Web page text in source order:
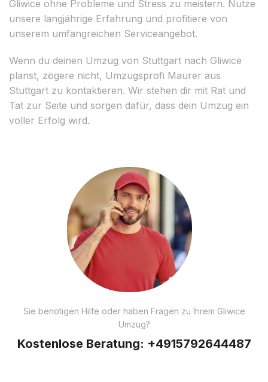
Gliwice ohne Probleme und Stress zu meistern. Nutze
unsere langjährige Erfahrung und profitiere von
unserem umfangreichen Serviceangebot.
Wenn du deinen Umzug von Stuttgart nach Gliwice
planst, zögere nicht, Umzugsprofi Maurer aus
Stuttgart zu kontaktieren. Wir stehen dir mit Rat und
Tat zur Seite und sorgen dafür, dass dein Umzug ein
voller Erfolg wird.
Sie benötigen Hilfe oder haben Fragen zu Ihrem Gliwice
Umzug?
Kostenlose Beratung: +4915792644487